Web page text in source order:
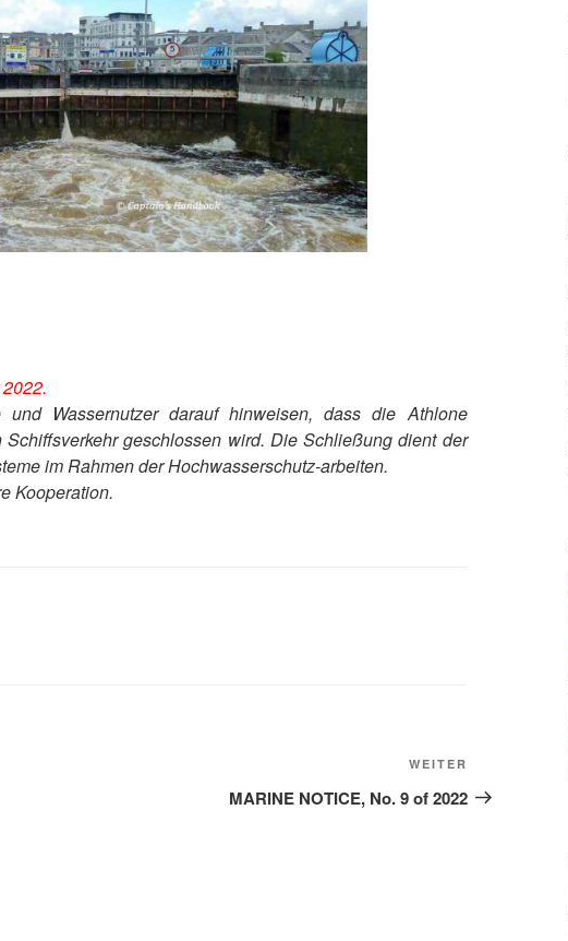
und Wassernutzer darauf hinweisen, dass die Athlone
geschlossen wird. Die Schließung dient der
im Rahmen der Hochwasserschutz-arbeiten.
Kooperation.
Beitrag
WEITER
MARINE NOTICE, No. 9 of 2022